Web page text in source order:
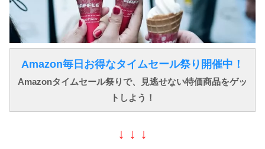
Amazon毎日お得なタイムセール祭り開催中！
Amazonタイムセール祭りで、見逃せない特価商品をゲッ
トしよう！
↓ ↓ ↓